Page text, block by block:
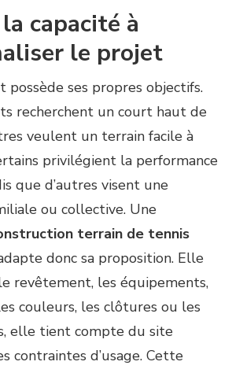
capacité à
le projet
possède ses propres objectifs.
recherchent un court haut de
veulent un terrain facile à
privilégient la performance
que d’autres visent une
ou collective. Une
terrain de tennis
donc sa proposition. Elle
revêtement, les équipements,
couleurs, les clôtures ou les
elle tient compte du site
contraintes d’usage. Cette